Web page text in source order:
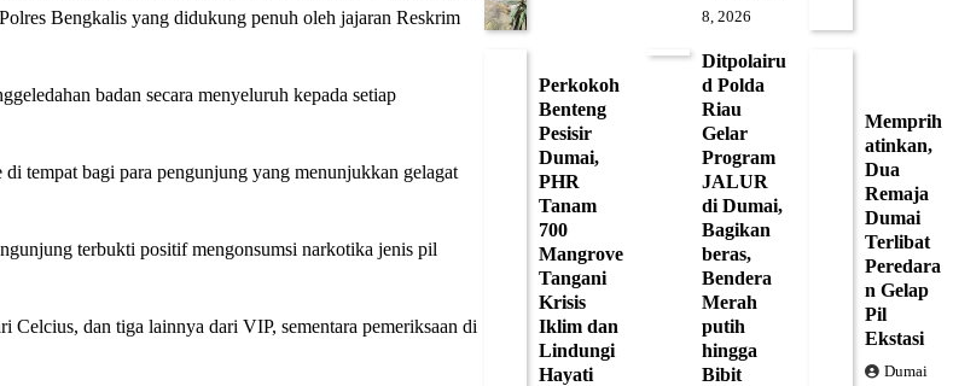
Bengkalis yang didukung penuh oleh jajaran Reskrim
badan secara menyeluruh kepada setiap
tempat bagi para pengunjung yang menunjukkan gelagat
terbukti positif mengonsumsi narkotika jenis pil
Celcius, dan tiga lainnya dari VIP, sementara pemeriksaan di
8, 2026
Perkokoh
Benteng
Pesisir
Dumai,
PHR
Tanam
700
Mangrove
Tangani
Krisis
Iklim dan
Lindungi
Hayati
Ditpolairu
d Polda
Riau
Gelar
Program
JALUR
di Dumai,
Bagikan
beras,
Bendera
Merah
putih
hingga
Bibit
Memprih
atinkan,
Dua
Remaja
Dumai
Terlibat
Peredara
n Gelap
Pil
Ekstasi
Dumai